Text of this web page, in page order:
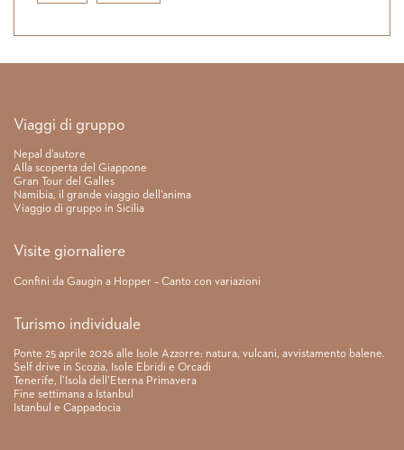
Link rapidi
Viaggi di gruppo
Nepal d’autore
Alla scoperta del Giappone
Gran Tour del Galles
Namibia, il grande viaggio dell’anima
Viaggio di gruppo in Sicilia
Visite giornaliere
Confini da Gaugin a Hopper – Canto con variazioni
Turismo individuale
Ponte 25 aprile 2026 alle Isole Azzorre: natura, vulcani, avvistamento balene.
Self drive in Scozia, Isole Ebridi e Orcadi
Tenerife, l’Isola dell’Eterna Primavera
Fine settimana a Istanbul
Istanbul e Cappadocia